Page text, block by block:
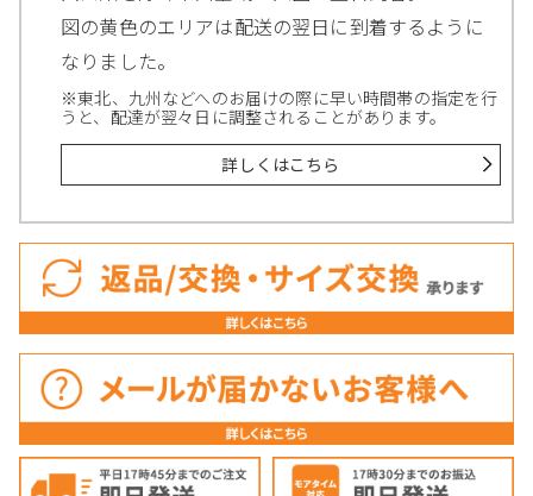
図の黄色のエリアは配送の翌日に到着するように
なりました。
※東北、九州などへのお届けの際に早い時間帯の指定を行
うと、配達が翌々日に調整されることがあります。
詳しくはこちら